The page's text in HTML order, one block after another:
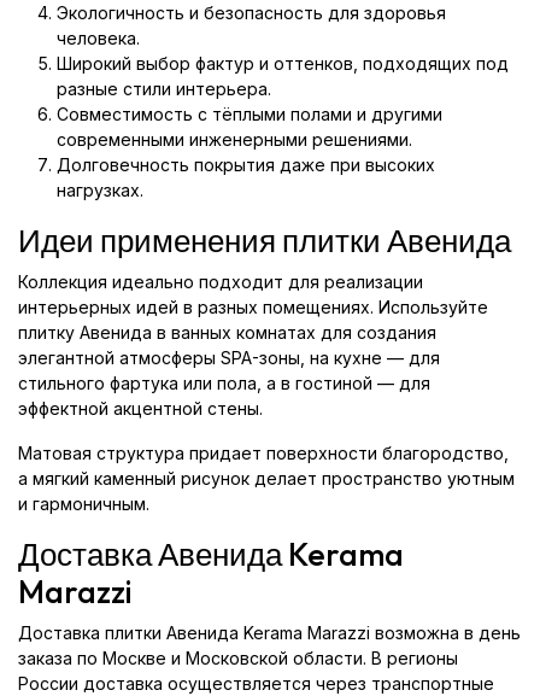
Экологичность и безопасность для здоровья
человека.
Широкий выбор фактур и оттенков, подходящих под
разные стили интерьера.
Совместимость с тёплыми полами и другими
современными инженерными решениями.
Долговечность покрытия даже при высоких
нагрузках.
Идеи применения плитки Авенида
Коллекция идеально подходит для реализации
интерьерных идей в разных помещениях. Используйте
плитку Авенида в ванных комнатах для создания
элегантной атмосферы SPA-зоны, на кухне — для
стильного фартука или пола, а в гостиной — для
эффектной акцентной стены.
Матовая структура придает поверхности благородство,
а мягкий каменный рисунок делает пространство уютным
и гармоничным.
Доставка Авенида Kerama
Marazzi
Доставка плитки Авенида Kerama Marazzi возможна в день
заказа по Москве и Московской области. В регионы
России доставка осуществляется через транспортные